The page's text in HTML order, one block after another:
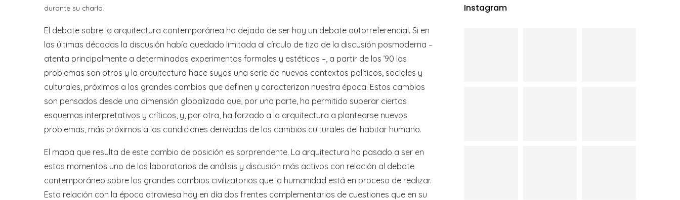
durante su charla.
El debate sobre la arquitectura contemporánea ha dejado de ser hoy un debate autorreferencial. Si en
las últimas décadas la discusión había quedado limitada al círculo de tiza de la discusión posmoderna –
atenta principalmente a determinados experimentos formales y estéticos –, a partir de los ’90 los
problemas son otros y la arquitectura hace suyos una serie de nuevos contextos políticos, sociales y
culturales, próximos a los grandes cambios que definen y caracterizan nuestra época. Estos cambios
son pensados desde una dimensión globalizada que, por una parte, ha permitido superar ciertos
esquemas interpretativos y críticos, y, por otra, ha forzado a la arquitectura a plantearse nuevos
problemas, más próximos a las condiciones derivadas de los cambios culturales del habitar humano.
El mapa que resulta de este cambio de posición es sorprendente. La arquitectura ha pasado a ser en
estos momentos uno de los laboratorios de análisis y discusión más activos con relación al debate
contemporáneo sobre los grandes cambios civilizatorios que la humanidad está en proceso de realizar.
Esta relación con la época atraviesa hoy en día dos frentes complementarios de cuestiones que en su
Instagram